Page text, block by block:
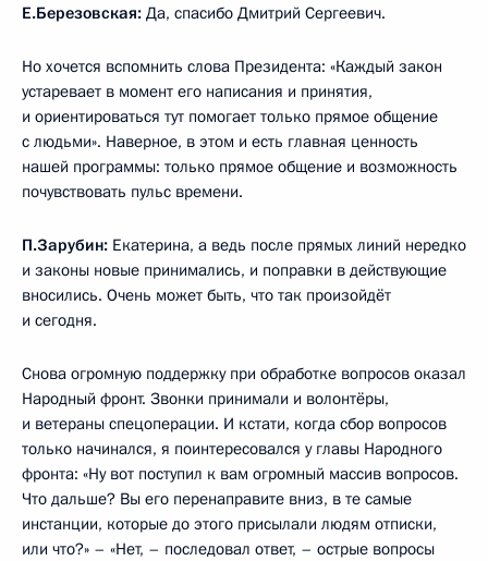
Е.Березовская: Да, спасибо Дмитрий Сергеевич.
Но хочется вспомнить слова Президента: «Каждый закон
устаревает в момент его написания и принятия,
и ориентироваться тут помогает только прямое общение
с людьми». Наверное, в этом и есть главная ценность
нашей программы: только прямое общение и возможность
почувствовать пульс времени.
П.Зарубин: Екатерина, а ведь после прямых линий нередко
и законы новые принимались, и поправки в действующие
вносились. Очень может быть, что так произойдёт
и сегодня.
Снова огромную поддержку при обработке вопросов оказал
Народный фронт. Звонки принимали и волонтёры,
и ветераны спецоперации. И кстати, когда сбор вопросов
только начинался, я поинтересовался у главы Народного
фронта: «Ну вот поступил к вам огромный массив вопросов.
Что дальше? Вы его перенаправите вниз, в те самые
инстанции, которые до этого присылали людям отписки,
или что?» – «Нет, – последовал ответ, – острые вопросы